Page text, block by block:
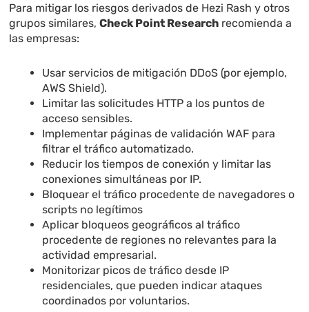
Para mitigar los riesgos derivados de Hezi Rash y otros
grupos similares,Check Point Research recomienda a
las empresas:
Usar servicios de mitigación DDoS (por ejemplo,
AWS Shield).
Limitar las solicitudes HTTP a los puntos de
acceso sensibles.
Implementar páginas de validación WAF para
filtrar el tráfico automatizado.
Reducir los tiempos de conexión y limitar las
conexiones simultáneas por IP.
Bloquear el tráfico procedente de navegadores o
scripts no legítimos
Aplicar bloqueos geográficos al tráfico
procedente de regiones no relevantes para la
actividad empresarial.
Monitorizar picos de tráfico desde IP
residenciales, que pueden indicar ataques
coordinados por voluntarios.